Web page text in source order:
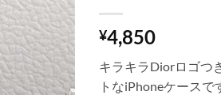
¥4,850
キラキラDiorロゴつ
トなiPhoneケース